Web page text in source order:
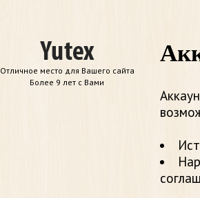
Отличное место для Вашего сайта
Более 9 лет с Вами